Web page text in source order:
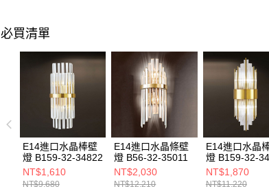
必買清單
E14進口水晶棒壁
燈 B159-32-34822
NT$1,610
NT$9,680
E14進口水晶條壁
燈 B56-32-35011
NT$2,030
NT$12,210
E14進口水晶
燈 B159-32-
NT$1,870
NT$11,220